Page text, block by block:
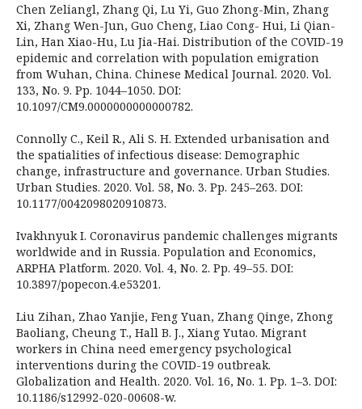
Chen Zeliangl, Zhang Qi, Lu Yi, Guo Zhong-Min, Zhang
Xi, Zhang Wen-Jun, Guo Cheng, Liao Cong- Hui, Li Qian-
Lin, Han Xiao-Hu, Lu Jia-Hai. Distribution of the COVID-19
epidemic and correlation with population emigration
from Wuhan, China. Chinese Medical Journal. 2020. Vol.
133, No. 9. Pp. 1044–1050. DOI:
10.1097/CM9.0000000000000782.
Connolly C., Keil R., Ali S. H. Extended urbanisation and
the spatialities of infectious disease: Demographic
change, infrastructure and governance. Urban Studies.
Urban Studies. 2020. Vol. 58, No. 3. Pp. 245–263. DOI:
10.1177/0042098020910873.
Ivakhnyuk I. Coronavirus pandemic challenges migrants
worldwide and in Russia. Population and Economics,
ARPHA Platform. 2020. Vol. 4, No. 2. Pp. 49–55. DOI:
10.3897/popecon.4.e53201.
Liu Zihan, Zhao Yanjie, Feng Yuan, Zhang Qinge, Zhong
Baoliang, Cheung T., Hall B. J., Xiang Yutao. Migrant
workers in China need emergency psychological
interventions during the COVID-19 outbreak.
Globalization and Health. 2020. Vol. 16, No. 1. Pp. 1–3. DOI:
10.1186/s12992-020-00608-w.